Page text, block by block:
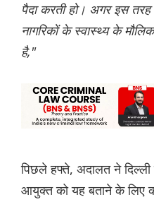
पैदा करती हो। अगर इस
नागरिकों के स्वास्थ्य के
है,"
पिछले हफ्ते, अदालत ने
आयुक्त को यह बताने के लिए